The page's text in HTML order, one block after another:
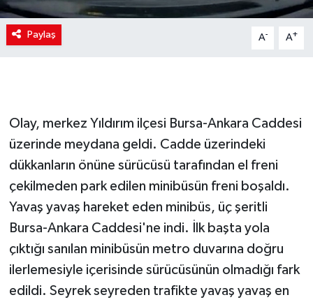
Paylaş A- A+
Olay, merkez Yıldırım ilçesi Bursa-Ankara Caddesi
üzerinde meydana geldi. Cadde üzerindeki
dükkanların önüne sürücüsü tarafından el freni
çekilmeden park edilen minibüsün freni boşaldı.
Yavaş yavaş hareket eden minibüs, üç şeritli
Bursa-Ankara Caddesi'ne indi. İlk başta yola
çıktığı sanılan minibüsün metro duvarına doğru
ilerlemesiyle içerisinde sürücüsünün olmadığı fark
edildi. Seyrek seyreden trafikte yavaş yavaş en